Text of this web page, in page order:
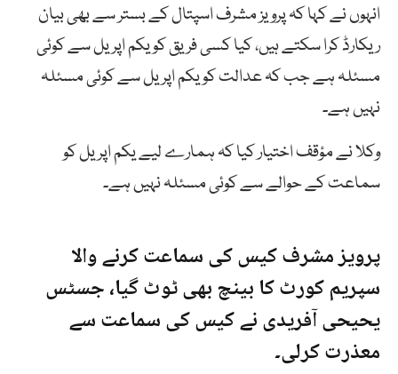
انہوں نے کہا کہ پرویز مشرف اسپتال کے بستر سے بھی بیان
ریکارڈ کرا سکتے ہیں، کیا کسی فریق کو یکم اپریل سے کوئی
مسئلہ ہے جب کہ عدالت کو یکم اپریل سے کوئی مسئلہ
نہیں ہے۔
وکلا نے مؤقف اختیار کیا کہ ہمارے لیے یکم اپریل کو
سماعت کے حوالے سے کوئی مسئلہ نہیں ہے۔
پرویز مشرف کیس کی سماعت کرنے والا
سپریم کورٹ کا بینچ بھی ٹوٹ گیا، جسٹس
یحیحی آفریدی نے کیس کی سماعت سے
معذرت کرلی۔